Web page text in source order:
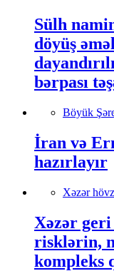
Sülh
döyüş
bərpası
Böyük
İran və
hazırlayır
Xəzər
Xəzər
risklərin,
kompleks